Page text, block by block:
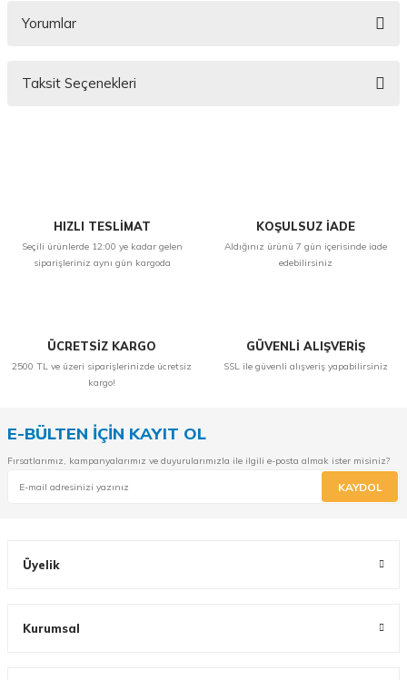
Yorumlar
Taksit Seçenekleri
HIZLI TESLİMAT
Seçili ürünlerde 12:00 ye kadar gelen
siparişleriniz aynı gün kargoda
KOŞULSUZ İADE
Aldığınız ürünü 7 gün içerisinde iade
edebilirsiniz
ÜCRETSİZ KARGO
2500 TL ve üzeri siparişlerinizde ücretsiz
kargo!
GÜVENLİ ALIŞVERİŞ
SSL ile güvenli alışveriş yapabilirsiniz
E-BÜLTEN İÇİN KAYIT OL
Fırsatlarımız, kampanyalarımız ve duyurularımızla ile ilgili e-posta almak ister misiniz?
KAYDOL
Üyelik
Kurumsal